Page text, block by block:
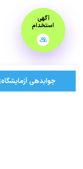
جوابدهی آزمایشگاه
آگهی
استخدام